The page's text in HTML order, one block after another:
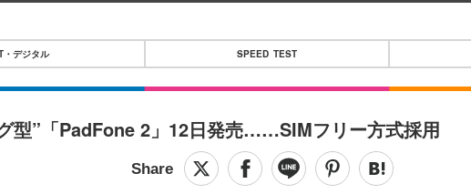
・デジタル SPEED TEST
型”「PadFone 2」12日発売……SIMフリー方式採用